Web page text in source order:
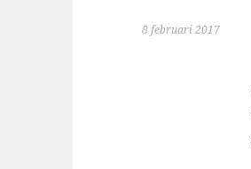
8 februari 2017